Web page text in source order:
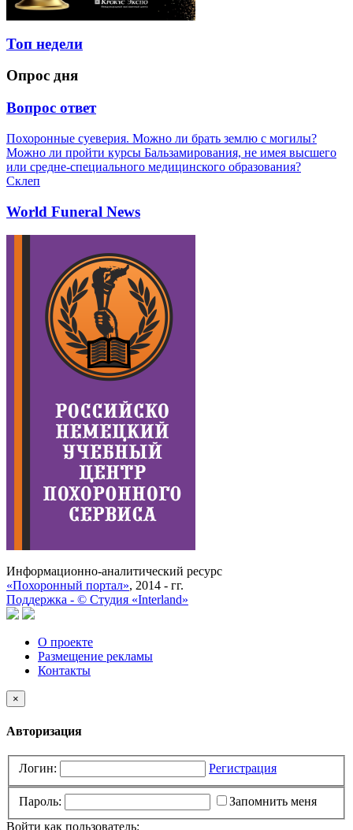
Топ недели
Опрос дня
Вопрос ответ
Похоронные суеверия. Можно ли брать землю с могилы?
Можно ли пройти курсы Бальзамирования, не имея высшего
или средне-специального медицинского образования?
Склеп
World Funeral News
Информационно-аналитический ресурс
«Похоронный портал», 2014 - гг.
Поддержка - © Cтудия «Interland»
О проекте
Размещение рекламы
Контакты
×
Авторизация
Логин: Регистрация
Пароль:
Запомнить меня
Войти как пользователь: